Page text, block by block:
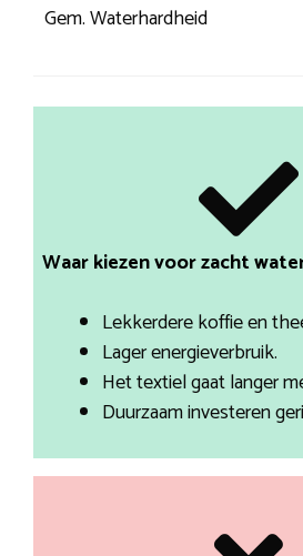
Gem. Waterhardheid
Waar kiezen voor zacht
Lekkerdere koffie en
Lager energieverbruik.
Het textiel gaat langer
Duurzaam investeren